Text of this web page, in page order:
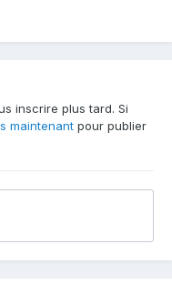
inscrire plus tard. Si
maintenant pour publier